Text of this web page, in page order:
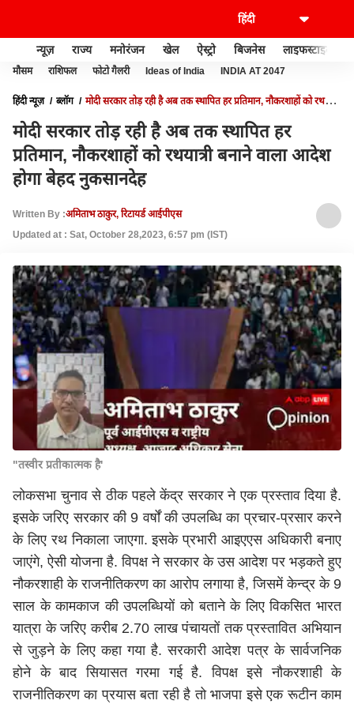
न्यूज़ राज्य मनोरंजन खेल ऐस्ट्रो बिजनेस लाइफस्टाइल
मौसम राशिफल फोटो गैलरी Ideas of India INDIA AT 2047
हिंदी न्यूज़ ब्लॉग
मोदी सरकार तोड़ रही है अब तक स्थापित हर प्रतिमान, नौकरशाहों को रथयात्री
मोदी सरकार तोड़ रही है अब तक स्थापित हर
प्रतिमान, नौकरशाहों को रथयात्री बनाने वाला आदेश
होगा बेहद नुकसानदेह
Written By :अमिताभ ठाकुर, रिटायर्ड आईपीएस
Updated at : Sat, October 28,2023, 6:57 pm (IST)
"तस्वीर प्रतीकात्मक है'
लोकसभा चुनाव से ठीक पहले केंद्र सरकार ने एक प्रस्ताव दिया है.
इसके जरिए सरकार की 9 वर्षों की उपलब्धि का प्रचार-प्रसार करने
के लिए रथ निकाला जाएगा. इसके प्रभारी आइएएस अधिकारी बनाए
जाएंगे, ऐसी योजना है. विपक्ष ने सरकार के उस आदेश पर भड़कते हुए
नौकरशाही के राजनीतिकरण का आरोप लगाया है, जिसमें केन्द्र के 9
साल के कामकाज की उपलब्धियों को बताने के लिए विकसित भारत
यात्रा के जरिए करीब 2.70 लाख पंचायतों तक प्रस्तावित अभियान
से जुड़ने के लिए कहा गया है. सरकारी आदेश पत्र के सार्वजनिक
होने के बाद सियासत गरमा गई है. विपक्ष इसे नौकरशाही के
राजनीतिकरण का प्रयास बता रही है तो भाजपा इसे एक रूटीन काम